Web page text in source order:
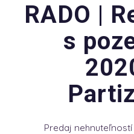
RADO |
s
Predaj nehnuteľností